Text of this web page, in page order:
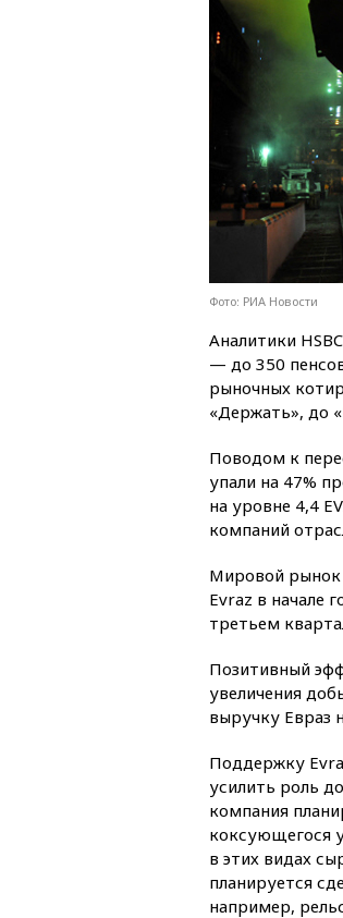
Фото: РИА Новости
Аналитики
— до 350
рыночных
«Держать», до
Поводом к
упали на 47%
на уровне 4,4
компаний
Мировой рынок
Evraz в начале
третьем
Позитивный
увеличения
выручку Евраз
Поддержку
усилить роль
компания
коксующегося
в этих видах
планируется
например,